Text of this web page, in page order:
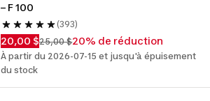
– F 100
(393)
20,00 $25,00 $20% de réduction
À partir du 2026-07-15 et jusqu'à épuisement
du stock